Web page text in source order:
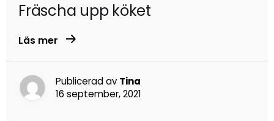
Fräscha upp köket
Läs mer
Publicerad av Tina
16 september, 2021